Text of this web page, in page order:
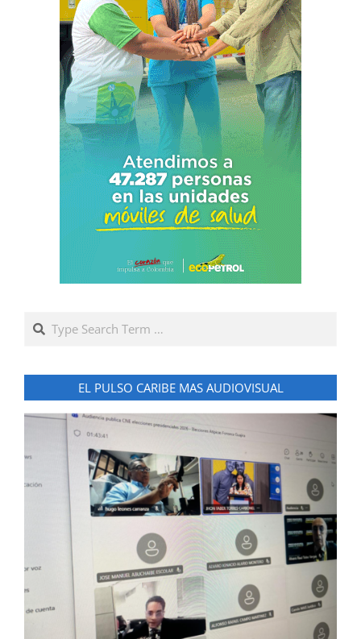
Search
EL PULSO CARIBE MAS AUDIOVISUAL